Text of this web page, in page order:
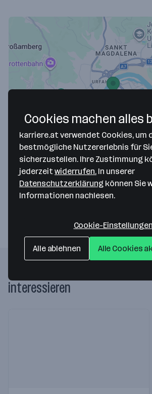
FC Blau Weiß Linz
Peter-Behrens-Platz 3 - Sektor E
4020 Linz— Route berechnen
Webseite
interessieren
Cookies machen alles
karriere.at verwendet Cookies, um
bestmögliche Nutzererlebnis für
sicherzustellen. Ihre Zustimmung
jederzeit widerrufen. In unserer
Datenschutzerklärung können Sie
Informationen nachlesen.
Cookie-Einstellungen
Alle ablehnen Alle Cookies